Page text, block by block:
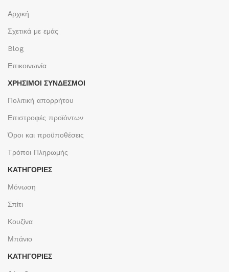
Αρχική
Σχετικά με εμάς
Blog
Επικοινωνία
ΧΡΉΣΙΜΟΙ ΣΎΝΔΕΣΜΟΙ
Πολιτική απορρήτου
Επιστροφές προϊόντων
Όροι και προϋποθέσεις
Τρόποι Πληρωμής
ΚΑΤΗΓΟΡΙΕΣ
Μόνωση
Σπίτι
Κουζίνα
Μπάνιο
ΚΑΤΗΓΟΡΙΕΣ